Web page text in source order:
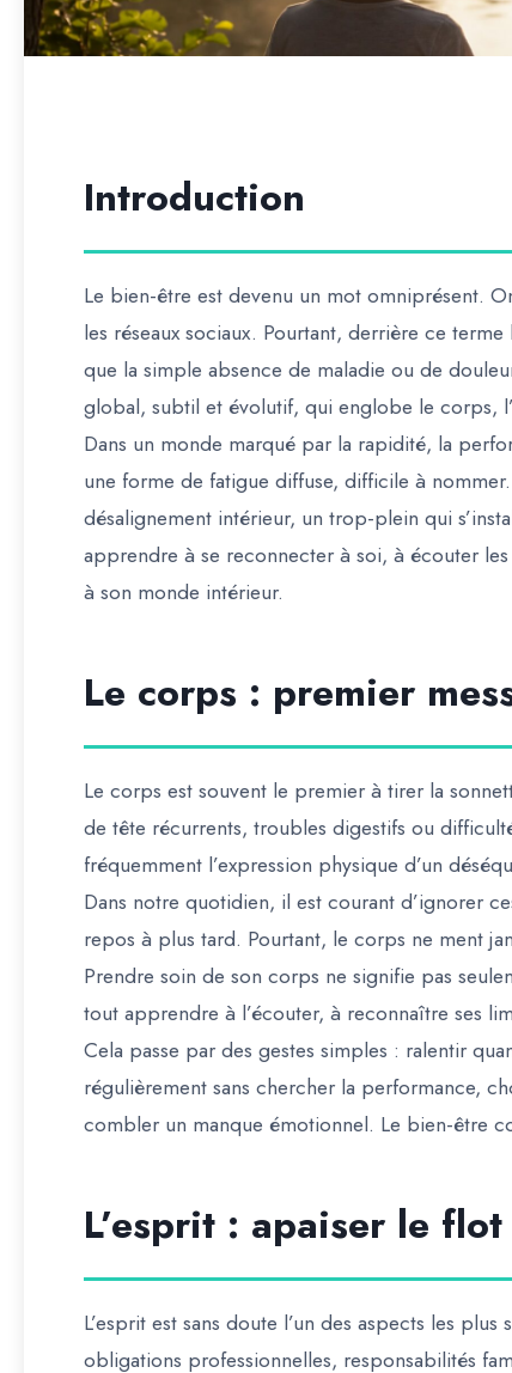
Introduction
Le bien-être est devenu un mot omniprésent.
les réseaux sociaux. Pourtant, derrière ce
que la simple absence de maladie ou de
global, subtil et évolutif, qui englobe le corps,
Dans un monde marqué par la rapidité, la
une forme de fatigue diffuse, difficile à
désalignement intérieur, un trop-plein qui
apprendre à se reconnecter à soi, à écouter
à son monde intérieur.
Le corps : premier
Le corps est souvent le premier à tirer la
de tête récurrents, troubles digestifs ou
fréquemment l’expression physique d’un
Dans notre quotidien, il est courant d’ignorer
repos à plus tard. Pourtant, le corps ne ment
Prendre soin de son corps ne signifie pas
tout apprendre à l’écouter, à reconnaître ses
Cela passe par des gestes simples : ralentir
régulièrement sans chercher la performance,
combler un manque émotionnel. Le bien-être
L’esprit : apaiser le
L’esprit est sans doute l’un des aspects les
obligations professionnelles, responsabilités